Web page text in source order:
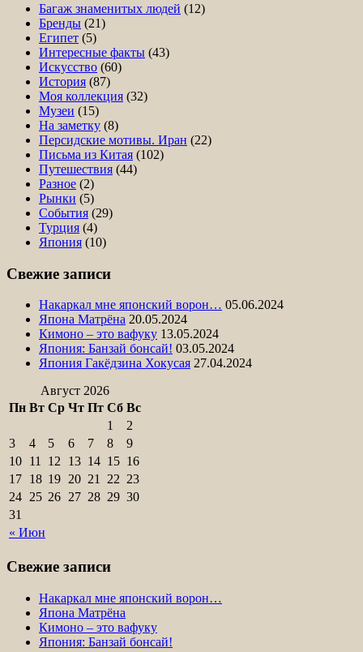
Багаж знаменитых людей (12)
Бренды (21)
Египет (5)
Интересные факты (43)
Искусство (60)
История (87)
Моя коллекция (32)
Музеи (15)
На заметку (8)
Персидские мотивы. Иран (22)
Письма из Китая (102)
Путешествия (44)
Разное (2)
Рынки (5)
События (29)
Турция (4)
Япония (10)
Свежие записи
Накаркал мне японский ворон… 05.06.2024
Япона Матрёна 20.05.2024
Кимоно – это вафуку 13.05.2024
Япония: Банзай бонсай! 03.05.2024
Япония Гакёдзина Хокусая 27.04.2024
Август 2026
Пн Вт Ср Чт Пт Сб Вс
« Июн
1
2
3
4 5 6 7 8
9
10 11 12 13 14 15 16
17 18 19 20 21 22 23
24 25 26 27 28 29 30
31
Свежие записи
Накаркал мне японский ворон…
Япона Матрёна
Кимоно – это вафуку
Япония: Банзай бонсай!